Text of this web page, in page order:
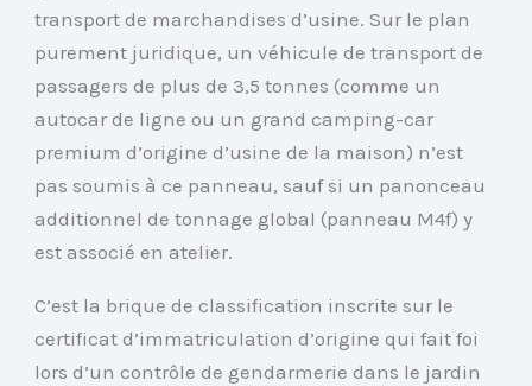
transport de marchandises d’usine. Sur le plan
purement juridique, un véhicule de transport de
passagers de plus de 3,5 tonnes (comme un
autocar de ligne ou un grand camping-car
premium d’origine d’usine de la maison) n’est
pas soumis à ce panneau, sauf si un panonceau
additionnel de tonnage global (panneau M4f) y
est associé en atelier.
C’est la brique de classification inscrite sur le
certificat d’immatriculation d’origine qui fait foi
lors d’un contrôle de gendarmerie dans le jardin